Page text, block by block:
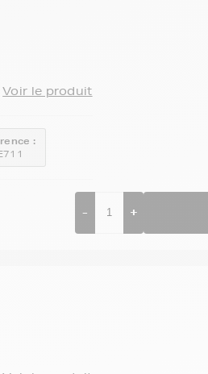
Voir le produit
:
- +